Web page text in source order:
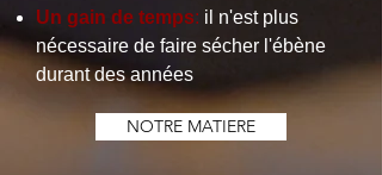
Un gain de temps: il n'est plus
nécessaire de faire sécher l'ébène
durant des années
NOTRE MATIERE